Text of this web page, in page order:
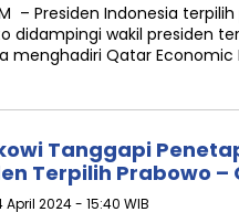
– Presiden Indonesia
didampingi wakil presiden
menghadiri Qatar Economic
Tanggapi
Terpilih Prabowo –
April 2024 - 15:40 WIB